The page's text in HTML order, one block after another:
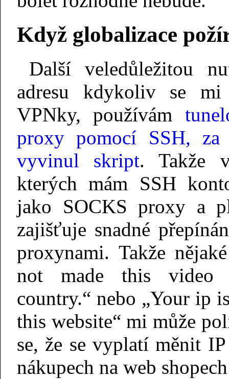
Když globalizace
Další veledůležitou
adresu kdykoliv se mi
VPNky, používám
proxy pomocí SSH, za
vyvinul skript. Takže
kterých mám SSH
jako SOCKS proxy a
zajišťuje snadné
proxynami. Takže
not made this video
country.“ nebo „Your ip
this website“ mi může
se, že se vyplatí měnit
nákupech na web